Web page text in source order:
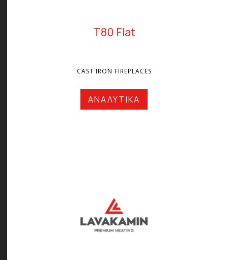
T80 Flat
CAST IRON FIREPLACES
ΑΝΑΛΥΤΙΚΑ